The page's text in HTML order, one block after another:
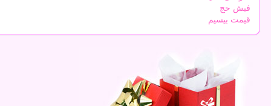
فیش حج
قیمت بیسیم